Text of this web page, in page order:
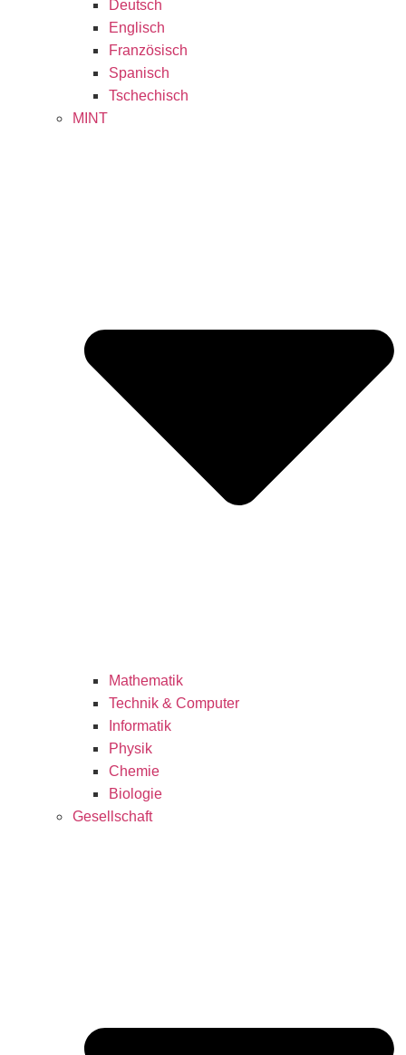
Deutsch
Englisch
Französisch
Spanisch
Tschechisch
MINT
Mathematik
Technik & Computer
Informatik
Physik
Chemie
Biologie
Gesellschaft